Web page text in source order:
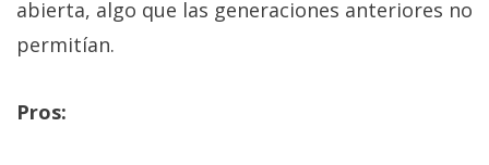
abierta, algo que las generaciones anteriores no
permitían.
Pros: